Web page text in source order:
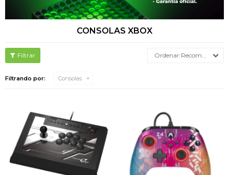
CONSOLAS XBOX
Recomendados
Filtrando por: Consolas